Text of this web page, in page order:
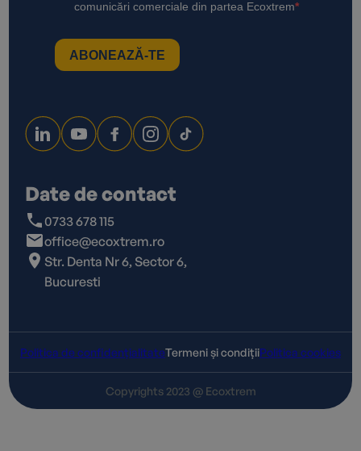
Date de contact
0733 678 115
office@ecoxtrem.ro
Str. Denta Nr 6, Sector 6,
Bucuresti
Politica de confidențialitateTermeni și condițiiPolitica cookies
Copyrights 2023 @ Ecoxtrem